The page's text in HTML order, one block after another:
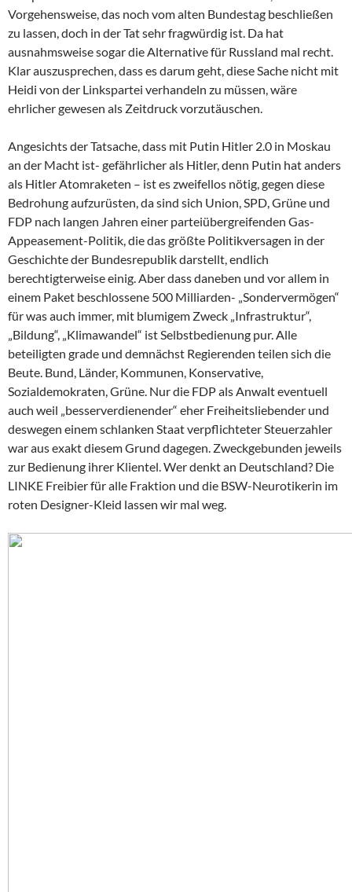
Vorgehensweise, das noch vom alten Bundestag beschließen
zu lassen, doch in der Tat sehr fragwürdig ist. Da hat
ausnahmsweise sogar die Alternative für Russland mal recht.
Klar auszusprechen, dass es darum geht, diese Sache nicht mit
Heidi von der Linkspartei verhandeln zu müssen, wäre
ehrlicher gewesen als Zeitdruck vorzutäuschen.
Angesichts der Tatsache, dass mit Putin Hitler 2.0 in Moskau
an der Macht ist- gefährlicher als Hitler, denn Putin hat anders
als Hitler Atomraketen – ist es zweifellos nötig, gegen diese
Bedrohung aufzurüsten, da sind sich Union, SPD, Grüne und
FDP nach langen Jahren einer parteiübergreifenden Gas-
Appeasement-Politik, die das größte Politikversagen in der
Geschichte der Bundesrepublik darstellt, endlich
berechtigterweise einig. Aber dass daneben und vor allem in
einem Paket beschlossene 500 Milliarden- „Sondervermögen“
für was auch immer, mit blumigem Zweck „Infrastruktur“,
„Bildung“, „Klimawandel“ ist Selbstbedienung pur. Alle
beteiligten grade und demnächst Regierenden teilen sich die
Beute. Bund, Länder, Kommunen, Konservative,
Sozialdemokraten, Grüne. Nur die FDP als Anwalt eventuell
auch weil „besserverdienender“ eher Freiheitsliebender und
deswegen einem schlanken Staat verpflichteter Steuerzahler
war aus exakt diesem Grund dagegen. Zweckgebunden jeweils
zur Bedienung ihrer Klientel. Wer denkt an Deutschland? Die
LINKE Freibier für alle Fraktion und die BSW-Neurotikerin im
roten Designer-Kleid lassen wir mal weg.